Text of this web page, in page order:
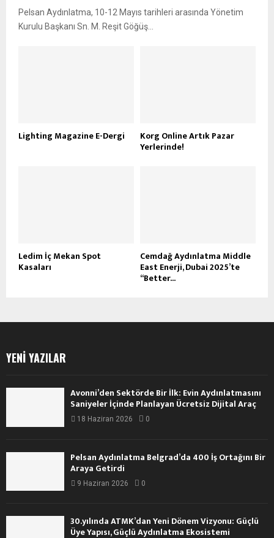
Pelsan Aydınlatma, 10-12 Mayıs tarihleri arasında Yönetim
Kurulu Başkanı Sn. M. Reşit Göğüş...
Lighting Magazine E-Dergi Korg Online Artık Pazar
Yerlerinde!
Ledim İç Mekan Spot
Kasaları
Cemdağ Aydınlatma Middle
East Enerji, Dubai 2025’te
“Better...
YENI YAZILAR
Avonni’den Sektörde Bir İlk: Evin Aydınlatmasını
Saniyeler İçinde Planlayan Ücretsiz Dijital Araç
18 Haziran 2026 0
Pelsan Aydınlatma Belgrad’da 400 İş Ortağını Bir
Araya Getirdi
9 Haziran 2026 0
30.yılında ATMK’dan Yeni Dönem Vizyonu: Güçlü
Üye Yapısı, Güçlü Aydınlatma Ekosistemi